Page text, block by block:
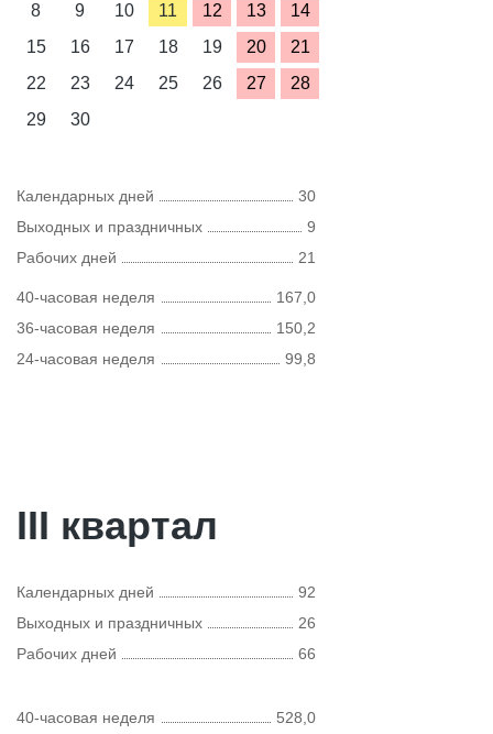
8
9 10 11 12 13
14
15
16 17 18 19 20
21
22
23 24 25 26 27
28
29
30
Календарных дней
30
Выходных и праздничных
9
Рабочих дней
21
40-часовая неделя
167,0
36-часовая неделя
150,2
24-часовая неделя
99,8
III квартал
Календарных дней
92
Выходных и праздничных
26
Рабочих дней
66
40-часовая неделя 528,0